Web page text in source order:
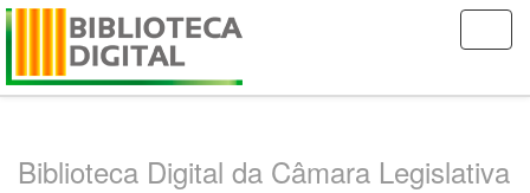
Skip
Biblioteca Digital da Câmara Legislativa